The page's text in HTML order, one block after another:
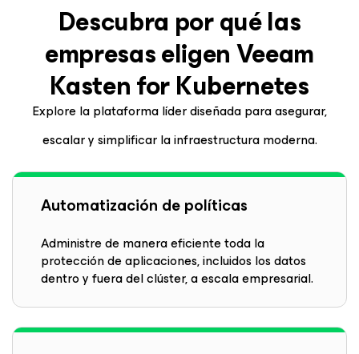
Descubra por qué las
empresas eligen Veeam
Kastenfor Kubernetes
Explore la plataforma líder diseñada para asegurar,
escalar y simplificar la infraestructura moderna.
Automatización de políticas
Administre de manera eficiente toda la
protección de aplicaciones, incluidos los datos
dentro y fuera del clúster, a escala empresarial.